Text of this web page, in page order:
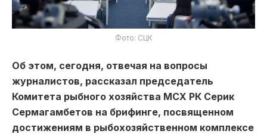
Фото: СЦК
Об этом, сегодня, отвечая на вопросы
журналистов, рассказал председатель
Комитета рыбного хозяйства МСХ РК Серик
Сермагамбетов на брифинге, посвященном
достижениям в рыбохозяйственном комплексе